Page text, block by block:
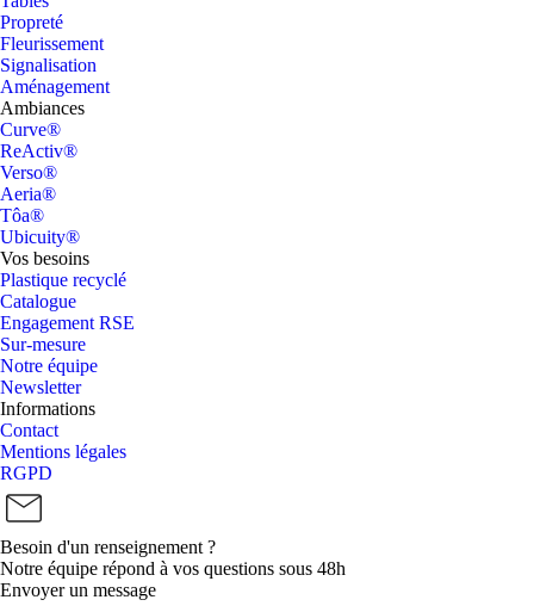
Propreté
Fleurissement
Signalisation
Aménagement
Ambiances
Curve®
ReActiv®
Verso®
Aeria®
Tôa®
Ubicuity®
Vos besoins
Plastique recyclé
Catalogue
Engagement RSE
Sur-mesure
Notre équipe
Newsletter
Informations
Contact
Mentions légales
RGPD
Besoin d'un renseignement ?
Notre équipe répond à vos questions sous 48h
Envoyer un message